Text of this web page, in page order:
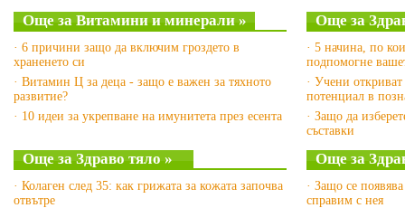
Още за Витамини и минерали »
· 6 причини защо да включим гроздето в
храненето си
· Витамин Ц за деца - защо е важен за тяхното
развитие?
· 10 идеи за укрепване на имунитета през есента
Още за
· 5 начина, по
подпомогне
· Учени
потенциал в
· Защо да
съставки
Още за Здраво тяло »
· Колаген след 35: как грижата за кожата започва
отвътре
Още за
· Защо се
справим с нея